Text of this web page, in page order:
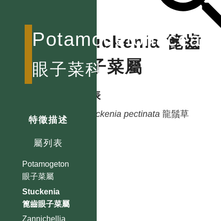
Potamogetonaceae
眼子菜科
特徵描述
屬列表
Potamogeton
眼子菜屬
Stuckenia
篦齒眼子菜屬
Zannichellia
Stuckenia 篦齒
眼子菜屬
種列表
Stuckenia pectinata 龍鬚草